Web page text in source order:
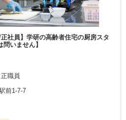
社員】学研の高齢者住宅の厨房スタ
いません】
職員
前1-7-7